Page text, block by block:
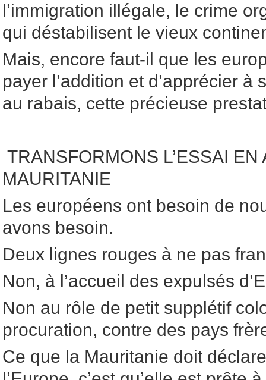
l’immigration illégale, le crime
qui déstabilisent le vieux
Mais, encore faut-il que les
payer l’addition et d’apprécier à
au rabais, cette précieuse
TRANSFORMONS L’ESSAI
MAURITANIE
Les européens ont besoin de
avons besoin.
Deux lignes rouges à ne pas
Non, à l’accueil des expulsés
Non au rôle de petit supplétif
procuration, contre des pays
Ce que la Mauritanie doit